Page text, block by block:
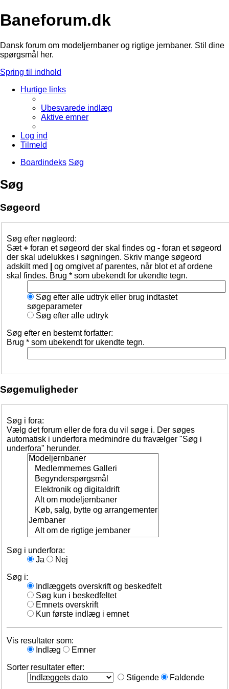
Baneforum.dk
Dansk forum om modeljernbaner og rigtige jernbaner. Stil dine
spørgsmål her.
Spring til indhold
Hurtige links
Ubesvarede indlæg
Aktive emner
Log ind
Tilmeld
Boardindeks Søg
Søg
Søgeord
Søg efter nøgleord:
Sæt+ foran et søgeord der skal findes og - foran et søgeord
der skal udelukkes i søgningen. Skriv mange søgeord
adskilt med
og omgivet af parentes, når blot et af ordene
skal findes. Brug * som ubekendt for ukendte tegn.
Søg efter alle udtryk eller brug indtastet
søgeparameter
Søg efter alle udtryk
Søg efter en bestemt forfatter:
Brug * som ubekendt for ukendte tegn.
Søgemuligheder
Søg i fora:
Vælg det forum eller de fora du vil søge i. Der søges
automatisk i underfora medmindre du fravælger "Søg i
underfora" herunder.
Søg i underfora:
Ja
Nej
Søg i:
Indlæggets overskrift og beskedfelt
Søg kun i beskedfeltet
Emnets overskrift
Kun første indlæg i emnet
Vis resultater som:
Indlæg
Emner
Sorter resultater efter:
Stigende
Faldende